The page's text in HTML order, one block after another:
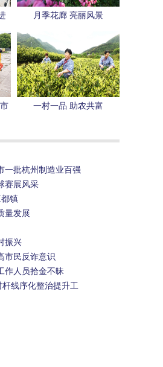
月季花廊 亮丽风景
一村一品 助农共富
一批杭州制造业百强
赛展风采
镇
量发展
振兴
市民反诈意识
作人员拾金不昧
线序化整治提升工